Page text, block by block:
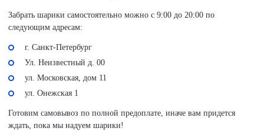
Забрать шарики самостоятельно можно с 9:00 до 20:00 по
следующим адресам:
г. Санкт-Петербург
Ул. Неизвестный д. 00
ул. Московская, дом 11
ул. Онежская 1
Готовим самовывоз по полной предоплате, иначе вам придется
ждать, пока мы надуем шарики!